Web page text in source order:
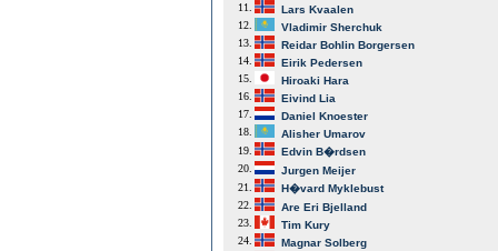
11.
Lars Kvaalen
12.
Vladimir Sherchuk
13.
Reidar Bohlin Borgersen
14.
Eirik Pedersen
15.
Hiroaki Hara
16.
Eivind Lia
17.
Daniel Knoester
18.
Alisher Umarov
19.
Edvin B�rdsen
20.
Jurgen Meijer
21.
H�vard Myklebust
22.
Are Eri Bjelland
23.
Tim Kury
24.
Magnar Solberg